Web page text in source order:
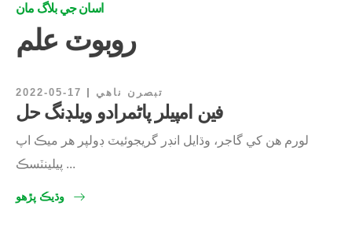
اسان جي بلاگ مان
روبوٽ علم
2022-05-17 تبصرن ناهي
فين امپيلر پاڻمرادو ويلڊنگ حل
لورم هن کي گاجر، وڌايل انڊر گريجوئيٽ ڊولپر هر ميڪ اپ
پیلينٽسڪ ...
وڌيڪ پڙهو